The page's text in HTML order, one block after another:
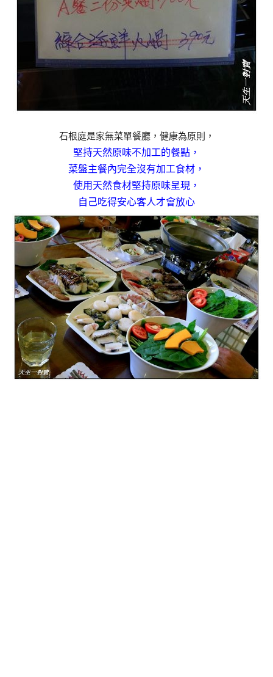
石根庭是家無菜單餐廳，健康為原則，
堅持天然原味不加工的餐點，
菜盤主餐內完全沒有加工食材，
使用天然食材堅持原味呈現，
自己吃得安心客人才會放心